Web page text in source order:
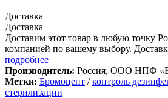
Доставка
Доставка
Доставим этот товар в любую точку
компанией по вашему выбору.
подробнее
Производитель: Россия, ООО НПФ
Метки: Бромоцепт /контроль
стерилизации